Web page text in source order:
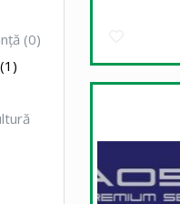
(0)
(1)